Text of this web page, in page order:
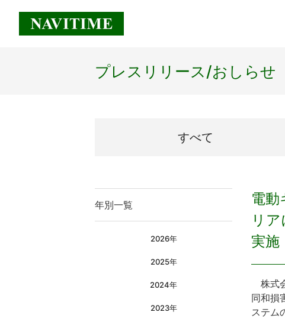
経営
プレスリリース/おしらせ
すべて
年別一覧
2026年
2025年
2024年
2023年
電動
リ
実施
株式
同和損
ステム